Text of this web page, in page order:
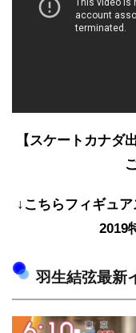
【スケートカナダ
↓こちらフィギュ
2019
羽生結弦最新